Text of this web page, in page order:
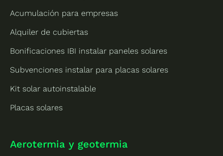
Acumulación para empresas
Alquiler de cubiertas
Bonificaciones IBI instalar paneles solares
Subvenciones instalar para placas solares
Kit solar autoinstalable
Placas solares
Aerotermia y geotermia